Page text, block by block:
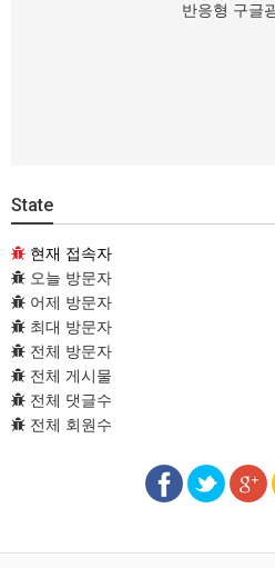
반응형 구글
State
현재 접속자
오늘 방문자
어제 방문자
최대 방문자
전체 방문자
전체 게시물
전체 댓글수
전체 회원수